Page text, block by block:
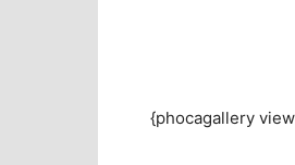
{phocagallery